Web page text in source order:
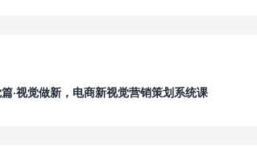
·视觉做新，​电商新视觉营销策划系统课